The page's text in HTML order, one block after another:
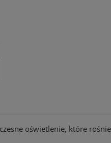
oświetlenie, które